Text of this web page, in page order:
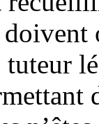
tuteur